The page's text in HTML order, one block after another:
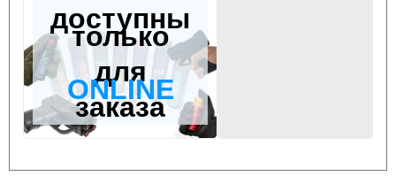
доступны
только
для
ONLINE
заказа